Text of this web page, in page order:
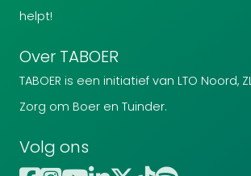
helpt!
Over TABOER
TABOER is een initiatief van LTO Noord,
Zorg om Boer en Tuinder.
Volg ons